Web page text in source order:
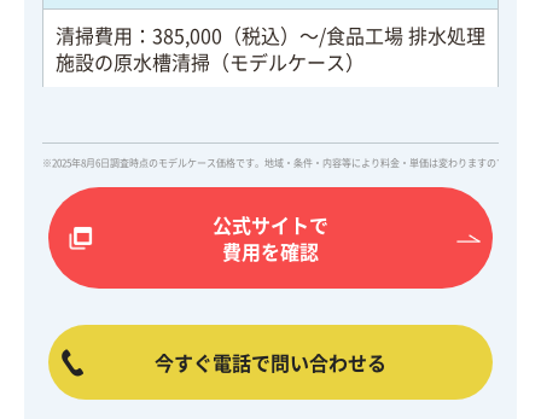
清掃費用：385,000（税込）～/食品工場 排水処理
施設の原水槽清掃（モデルケース）
※2025年8月6日調査時点のモデルケース価格です。地域・条件・内容等により料金・単価は変わりますので、詳
公式サイトで
費用を確認
今すぐ電話で問い合わせる